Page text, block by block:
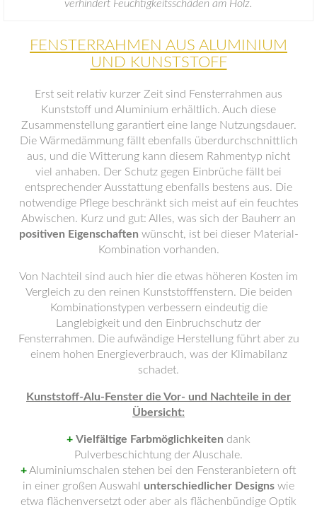
verhindert Feuchtigkeitsschäden am Holz.
FENSTERRAHMEN AUS ALUMINIUM
UND KUNSTSTOFF
Erst seit relativ kurzer Zeit sind Fensterrahmen aus
Kunststoff und Aluminium erhältlich. Auch diese
Zusammenstellung garantiert eine lange Nutzungsdauer.
Die Wärmedämmung fällt ebenfalls überdurchschnittlich
aus, und die Witterung kann diesem Rahmentyp nicht
viel anhaben. Der Schutz gegen Einbrüche fällt bei
entsprechender Ausstattung ebenfalls bestens aus. Die
notwendige Pflege beschränkt sich meist auf ein feuchtes
Abwischen. Kurz und gut: Alles, was sich der Bauherr an
positiven Eigenschaften wünscht, ist bei dieser Material-
Kombination vorhanden.
Von Nachteil sind auch hier die etwas höheren Kosten im
Vergleich zu den reinen Kunststofffenstern. Die beiden
Kombinationstypen verbessern eindeutig die
Langlebigkeit und den Einbruchschutz der
Fensterrahmen. Die aufwändige Herstellung führt aber zu
einem hohen Energieverbrauch, was der Klimabilanz
schadet.
Kunststoff-Alu-Fenster die Vor- und Nachteile in der
Übersicht:
+ Vielfältige Farbmöglichkeiten dank
Pulverbeschichtung der Aluschale.
+ Aluminiumschalen stehen bei den Fensteranbietern oft
in einer großen Auswahl unterschiedlicher Designs wie
etwa flächenversetzt oder aber als flächenbündige Optik